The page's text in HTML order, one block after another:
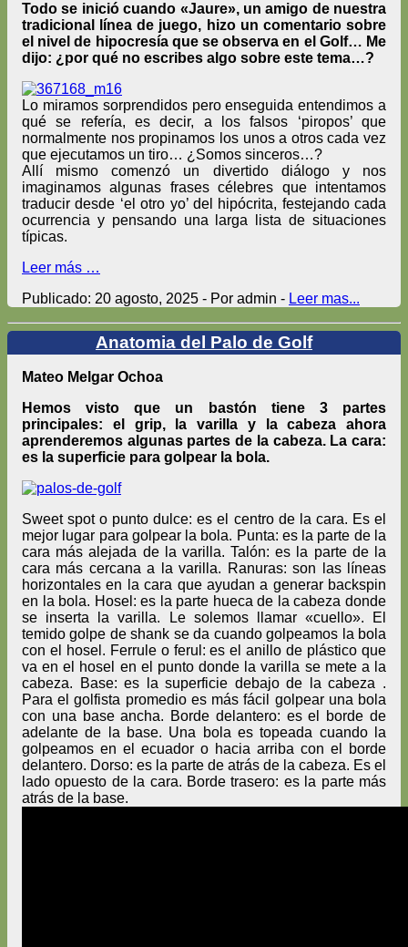
Todo se inició cuando «Jaure», un amigo de nuestra
tradicional línea de juego, hizo un comentario sobre
el nivel de hipocresía que se observa en el Golf… Me
dijo: ¿por qué no escribes algo sobre este tema…?
Lo miramos sorprendidos pero enseguida entendimos a
qué se refería, es decir, a los falsos ‘piropos’ que
normalmente nos propinamos los unos a otros cada vez
que ejecutamos un tiro… ¿Somos sinceros…?
Allí mismo comenzó un divertido diálogo y nos
imaginamos algunas frases célebres que intentamos
traducir desde ‘el otro yo’ del hipócrita, festejando cada
ocurrencia y pensando una larga lista de situaciones
típicas.
Leer más …
Publicado: 20 agosto, 2025 - Por admin - Leer mas...
Anatomia del Palo de Golf
Mateo Melgar Ochoa
Hemos visto que un bastón tiene 3 partes
principales: el grip, la varilla y la cabeza ahora
aprenderemos algunas partes de la cabeza. La cara:
es la superficie para golpear la bola.
Sweet spot o punto dulce: es el centro de la cara. Es el
mejor lugar para golpear la bola. Punta: es la parte de la
cara más alejada de la varilla. Talón: es la parte de la
cara más cercana a la varilla. Ranuras: son las líneas
horizontales en la cara que ayudan a generar backspin
en la bola. Hosel: es la parte hueca de la cabeza donde
se inserta la varilla. Le solemos llamar «cuello». El
temido golpe de shank se da cuando golpeamos la bola
con el hosel. Ferrule o ferul: es el anillo de plástico que
va en el hosel en el punto donde la varilla se mete a la
cabeza. Base: es la superficie debajo de la cabeza .
Para el golfista promedio es más fácil golpear una bola
con una base ancha. Borde delantero: es el borde de
adelante de la base. Una bola es topeada cuando la
golpeamos en el ecuador o hacia arriba con el borde
delantero. Dorso: es la parte de atrás de la cabeza. Es el
lado opuesto de la cara. Borde trasero: es la parte más
atrás de la base.